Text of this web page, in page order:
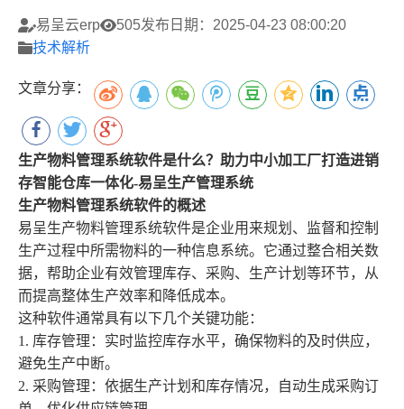
易呈云erp 505发布日期：2025-04-23 08:00:20
技术解析
文章分享：
生产物料管理系统软件是什么？助力中小加工厂打造进销
存智能仓库一体化-易呈生产管理系统
生产物料管理系统软件的概述
易呈生产物料管理系统软件是企业用来规划、监督和控制
生产过程中所需物料的一种信息系统。它通过整合相关数
据，帮助企业有效管理库存、采购、生产计划等环节，从
而提高整体生产效率和降低成本。
这种软件通常具有以下几个关键功能：
1. 库存管理：实时监控库存水平，确保物料的及时供应，
避免生产中断。
2. 采购管理：依据生产计划和库存情况，自动生成采购订